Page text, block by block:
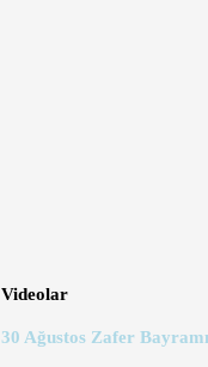
Videolar
30 Ağustos Zafer